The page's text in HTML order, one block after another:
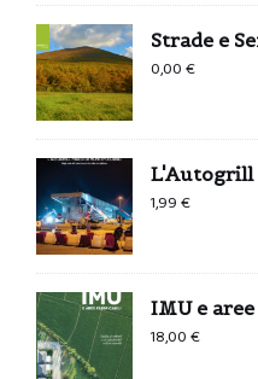
era:
0,99 €.
Strade e
0,00€
L'Autogrill
1,99€
IMU e
18,00€